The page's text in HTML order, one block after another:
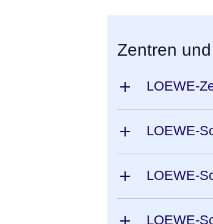
Zentren
LOEWE-
LOEWE-
LOEWE-
LOEWE-